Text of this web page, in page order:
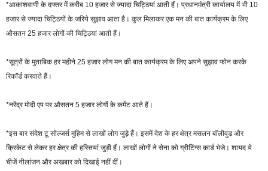
*आकाशवाणी के दफ्तर में करीब 10 हजार से ज्यादा चिट्ठियां आती हैं। प्रधानमंत्री कार्यालय में भी 10
हजार से ज्यादा चिट्ठियों के जरिये सुझाव आता है। कुल मिलाकर एक मन की बात कार्यक्रम के लिए
औसतन 25 हजार लोगों की चिट्ठियां आती हैं।
*सूत्रों के मुताबिक हर महीने 25 हजार लोग मन की बात कार्यक्रम के लिए अपने सुझाव फोन करके
रिकॉर्ड करवाते हैं।
*नरेंद्र मोदी एप पर औसतन 5 हजार लोगों के कमेंट आते हैं।
*इस बार संदेश टू सोल्जर्स मुहिम से लाखों लोग जुड़े हैं। इसमें देश के हर क्षेत्र मसलन बॉलीवुड और
क्रिकेट से लेकर हर क्षेत्र की हस्तियां जुड़ी हैं। लाखों लोगों ने सेना को ग्रीटिंग्स कार्ड भेजे। शायद ये
चीजें नीलांजन और अखबार को दिखाई नहीं दीं।